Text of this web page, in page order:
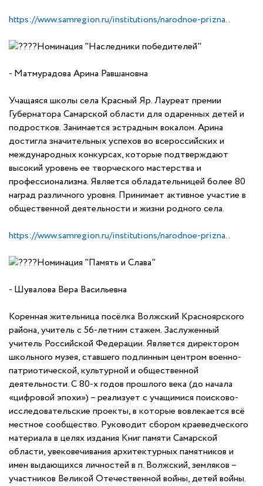
https://www.samregion.ru/institutions/narodnoe-prizna..
Номинация "Наследники победителей"
- Матмурадова Арина Равшановна
Учащаяся школы села Красный Яр. Лауреат премии
Губернатора Самарской области для одаренных детей и
подростков. Занимается эстрадным вокалом. Арина
достигла значительных успехов во всероссийских и
международных конкурсах, которые подтверждают
высокий уровень ее творческого мастерства и
профессионализма. Является обладательницей более 80
наград различного уровня. Принимает активное участие в
общественной деятельности и жизни родного села.
https://www.samregion.ru/institutions/narodnoe-prizna..
Номинация "Память и Слава"
- Шувалова Вера Васильевна
Коренная жительница посёлка Волжский Красноярского
района, учитель с 56-летним стажем. Заслуженный
учитель Российской Федерации. Является директором
школьного музея, ставшего подлинным центром военно-
патриотической, культурной и общественной
деятельности. С 80-х годов прошлого века (до начала
«цифровой эпохи») – реализует с учащимися поисково-
исследовательские проекты, в которые вовлекается всё
местное сообщество. Руководит сбором краеведческого
материала в целях издания Книг памяти Самарской
области, увековечивания архитектурных памятников и
имен выдающихся личностей в п. Волжский, земляков –
участников Великой Отечественной войны, детей войны.